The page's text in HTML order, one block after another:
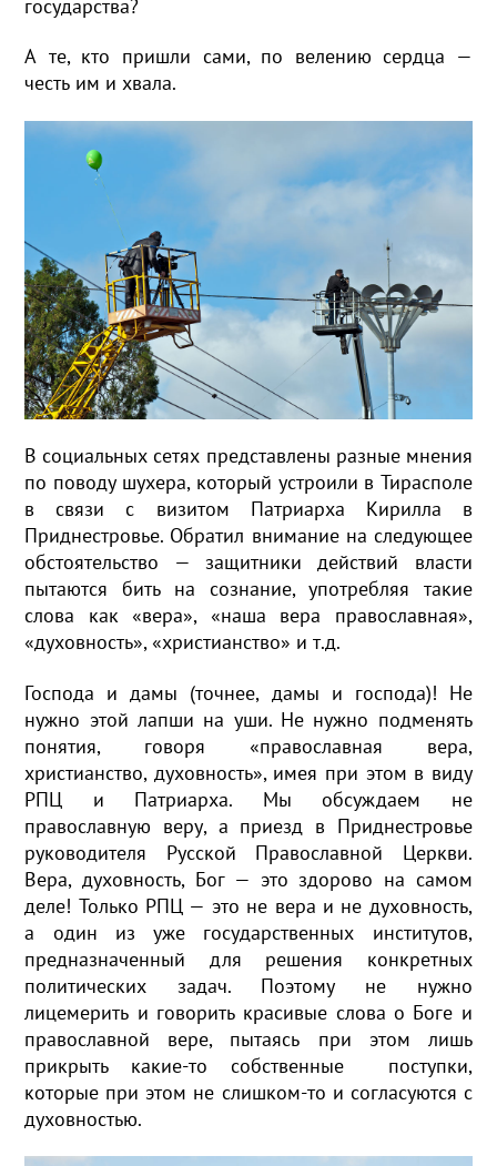
государства?
А те, кто пришли сами, по велению сердца —
честь им и хвала.
В социальных сетях представлены разные мнения
по поводу шухера, который устроили в Тирасполе
в связи с визитом Патриарха Кирилла в
Приднестровье. Обратил внимание на следующее
обстоятельство — защитники действий власти
пытаются бить на сознание, употребляя такие
слова как «вера», «наша вера православная»,
«духовность», «христианство» и т.д.
Господа и дамы (точнее, дамы и господа)! Не
нужно этой лапши на уши. Не нужно подменять
понятия, говоря «православная вера,
христианство, духовность», имея при этом в виду
РПЦ и Патриарха. Мы обсуждаем не
православную веру, а приезд в Приднестровье
руководителя Русской Православной Церкви.
Вера, духовность, Бог — это здорово на самом
деле! Только РПЦ — это не вера и не духовность,
а один из уже государственных институтов,
предназначенный для решения конкретных
политических задач. Поэтому не нужно
лицемерить и говорить красивые слова о Боге и
православной вере, пытаясь при этом лишь
прикрыть какие-то собственные поступки,
которые при этом не слишком-то и согласуются с
духовностью.